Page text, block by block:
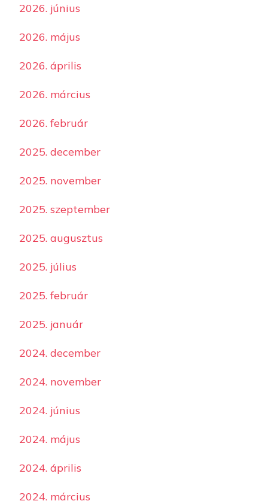
2026. június
2026. május
2026. április
2026. március
2026. február
2025. december
2025. november
2025. szeptember
2025. augusztus
2025. július
2025. február
2025. január
2024. december
2024. november
2024. június
2024. május
2024. április
2024. március